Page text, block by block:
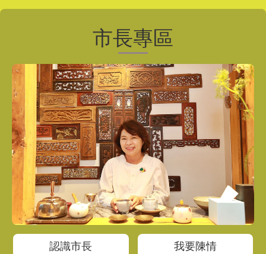
市長專區
認識市長 我要陳情